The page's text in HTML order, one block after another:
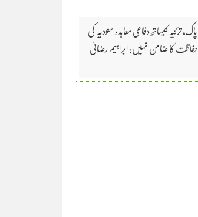
پاک، ترکیہ کیساتھ دفاعی معاہدہ سعودیہ کی
حفاظت کا ضامن نہیں: ابراہیم رضائی